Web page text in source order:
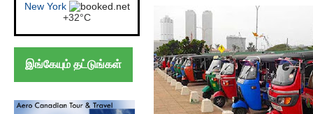
London
+21°C
இங்கேயும் தட்டுங்கள்